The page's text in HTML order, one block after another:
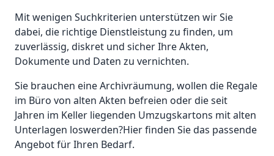
Mit wenigen Suchkriterien unterstützen wir Sie
dabei, die richtige Dienstleistung zu finden, um
zuverlässig, diskret und sicher Ihre Akten,
Dokumente und Daten zu vernichten.
Sie brauchen eine Archivräumung, wollen die Regale
im Büro von alten Akten befreien oder die seit
Jahren im Keller liegenden Umzugskartons mit alten
Unterlagen loswerden?Hier finden Sie das passende
Angebot für Ihren Bedarf.